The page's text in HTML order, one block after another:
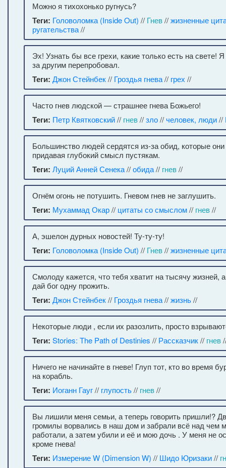
Можно я тихохонько ругнусь?
Теги: Головоломка (Inside Out) // Гнев//жизненные
ругательства//
Эх! Узнать бы все грехи, какие только есть на свете!
за другим перепробовал.
Теги: Джон Стейнбек// Гроздья гнева// грех //
Часто гнев людской — страшнее гнева Божьего!
Теги: Петр Квятковский// гнев//зло//человек, люди//
Большинство людей сердятся из-за обид, которые
придавая глубокий смысл пустякам.
Теги: Луций Анней Сенека//обида// гнев//
Огнём огонь не потушить. Гневом гнев не заглушить.
Теги: Мухаммад Окар// цитаты со смыслом// гнев//
А, эшелон дурных новостей! Ту-ту-ту!
Теги: Головоломка (Inside Out) // Гнев//жизненные
Смолоду кажется, что тебя хватит на тысячу жизней,
дай бог одну прожить.
Теги: Джон Стейнбек// Гроздья гнева//жизнь//
Некоторые люди , если их разозлить, просто
Теги: Stories: The Path of Destinies // Рассказчик// гнев
Ничего не начинайте в гневе! Глуп тот, кто во время
на корабль.
Теги: Иоганн Гауг// глупость// гнев//
Вы лишили меня семьи, а теперь говорить пришли!?
громилы ворвались в наш дом и забрали всё над чем
работали, а затем убили и её и мою дочь . У меня не
кроме гнева!
Теги: Измерение W (Dimension W) // Шидо Юризаки//